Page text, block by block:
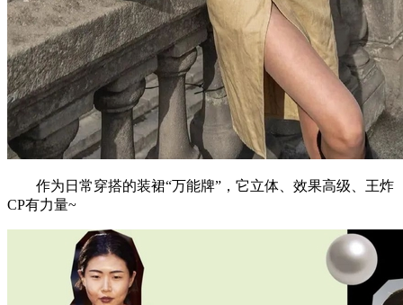
作为日常穿搭的装裙“万能牌”，它立体、效果高级、王炸
CP有力量~